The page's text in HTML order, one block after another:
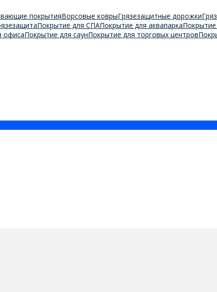
покрытияВорсовые коврыГрязезащитные дорожки
Покрытие для СПАПокрытие для аквапарка
офисаПокрытие для саунПокрытие для торговых центров